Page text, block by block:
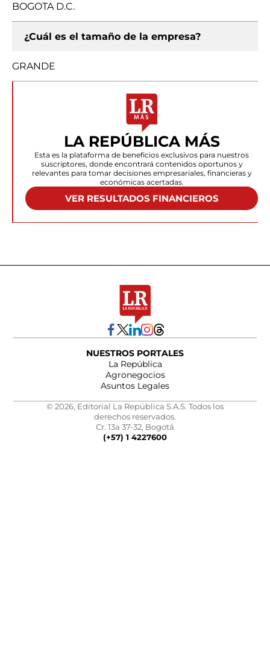
BOGOTA D.C.
¿Cuál es el tamaño de la empresa?
GRANDE
LA REPÚBLICA MÁS
Esta es la plataforma de beneficios exclusivos para nuestros
suscriptores, donde encontrará contenidos oportunos y
relevantes para tomar decisiones empresariales, financieras y
económicas acertadas.
VER RESULTADOS FINANCIEROS
NUESTROS PORTALES
La República
Agronegocios
Asuntos Legales
© 2026, Editorial La República S.A.S. Todos los
derechos reservados.
Cr. 13a 37-32, Bogotá
(+57) 1 4227600